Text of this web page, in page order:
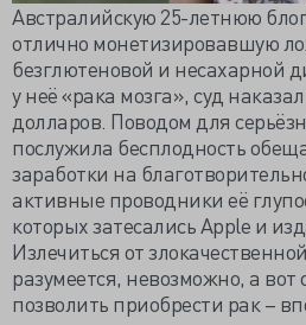
Австралийскую 25-летнюю
отлично монетизировавшую
безглютеновой и несахарной
у неё «рака мозга», суд
долларов. Поводом для
послужила бесплодность
заработки на
активные проводники её
которых затесались Apple и
Излечиться от
разумеется, невозможно, а
позволить приобрести рак –